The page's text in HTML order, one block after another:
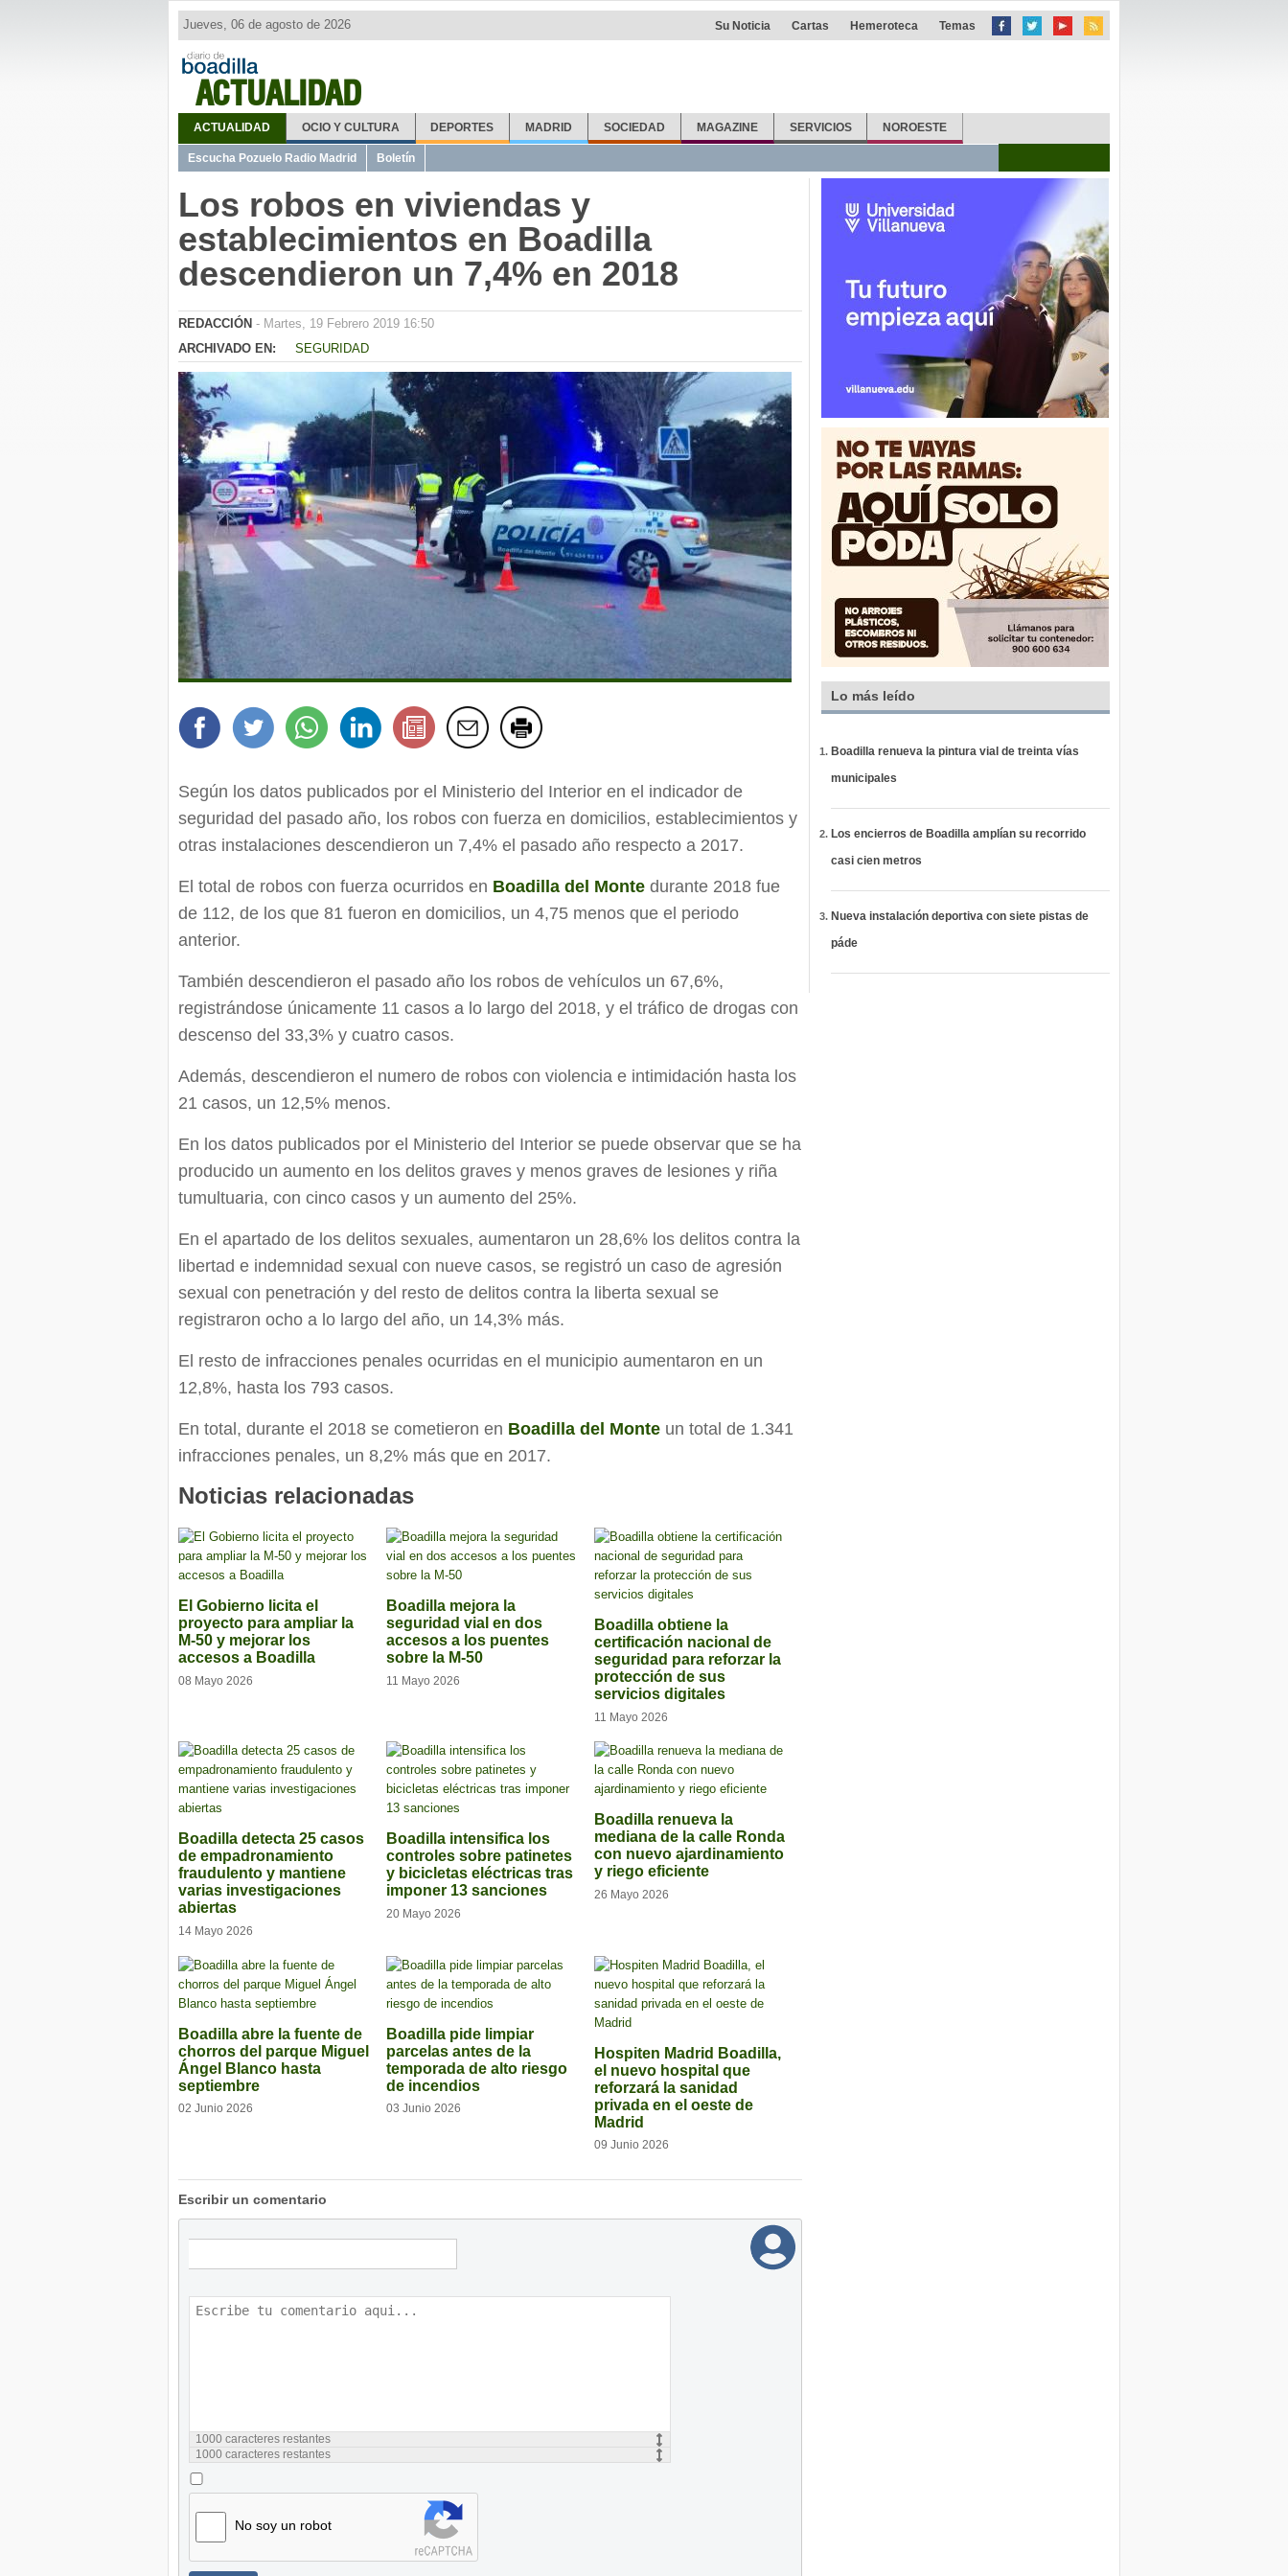
ACTUALIDAD
Jueves, 06 de agosto de 2026 Su Noticia Cartas Hemeroteca Temas
ACTUALIDAD OCIO Y CULTURA DEPORTES MADRID SOCIEDAD MAGAZINE SERVICIOS NOROESTE
Escucha Pozuelo Radio Madrid Boletín
Los robos en viviendas y
establecimientos en Boadilla
descendieron un 7,4% en 2018
REDACCIÓN - Martes, 19 Febrero 2019 16:50
ARCHIVADO EN:
SEGURIDAD
Según los datos publicados por el Ministerio del Interior en el indicador de
seguridad del pasado año, los robos con fuerza en domicilios, establecimientos y
otras instalaciones descendieron un 7,4% el pasado año respecto a 2017.
El total de robos con fuerza ocurridos en Boadilla del Monte durante 2018 fue
de 112, de los que 81 fueron en domicilios, un 4,75 menos que el periodo
anterior.
También descendieron el pasado año los robos de vehículos un 67,6%,
registrándose únicamente 11 casos a lo largo del 2018, y el tráfico de drogas con
descenso del 33,3% y cuatro casos.
Además, descendieron el numero de robos con violencia e intimidación hasta los
21 casos, un 12,5% menos.
En los datos publicados por el Ministerio del Interior se puede observar que se ha
producido un aumento en los delitos graves y menos graves de lesiones y riña
tumultuaria, con cinco casos y un aumento del 25%.
En el apartado de los delitos sexuales, aumentaron un 28,6% los delitos contra la
libertad e indemnidad sexual con nueve casos, se registró un caso de agresión
sexual con penetración y del resto de delitos contra la liberta sexual se
registraron ocho a lo largo del año, un 14,3% más.
El resto de infracciones penales ocurridas en el municipio aumentaron en un
12,8%, hasta los 793 casos.
En total, durante el 2018 se cometieron en Boadilla del Monte un total de 1.341
infracciones penales, un 8,2% más que en 2017.
Noticias relacionadas
El Gobierno licita el
proyecto para ampliar la
M-50 y mejorar los
accesos a Boadilla
08 Mayo 2026
Boadilla mejora la
seguridad vial en dos
accesos a los puentes
sobre la M-50
11 Mayo 2026
Boadilla obtiene la
certificación nacional de
seguridad para reforzar la
protección de sus
servicios digitales
11 Mayo 2026
Boadilla detecta 25 casos
de empadronamiento
fraudulento y mantiene
varias investigaciones
abiertas
14 Mayo 2026
Boadilla intensifica los
controles sobre patinetes
y bicicletas eléctricas tras
imponer 13 sanciones
20 Mayo 2026
Boadilla renueva la
mediana de la calle Ronda
con nuevo ajardinamiento
y riego eficiente
26 Mayo 2026
Boadilla abre la fuente de
chorros del parque Miguel
Ángel Blanco hasta
septiembre
02 Junio 2026
Boadilla pide limpiar
parcelas antes de la
temporada de alto riesgo
de incendios
03 Junio 2026
Hospiten Madrid Boadilla,
el nuevo hospital que
reforzará la sanidad
privada en el oeste de
Madrid
09 Junio 2026
Escribir un comentario
1000 caracteres restantes
1000 caracteres restantes
No soy un robot
Lo más leído
Boadilla renueva la pintura vial de treinta vías
municipales
Los encierros de Boadilla amplían su recorrido
casi cien metros
Nueva instalación deportiva con siete pistas de
páde